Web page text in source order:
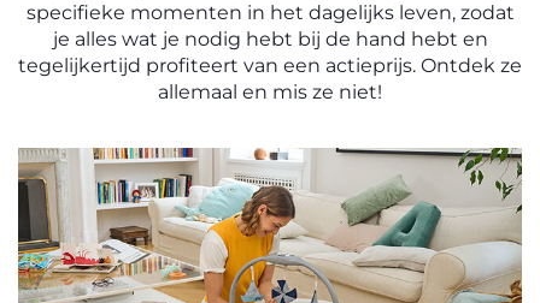
specifieke momenten in het dagelijks leven, zodat
je alles wat je nodig hebt bij de hand hebt en
tegelijkertijd profiteert van een actieprijs. Ontdek ze
allemaal en mis ze niet!